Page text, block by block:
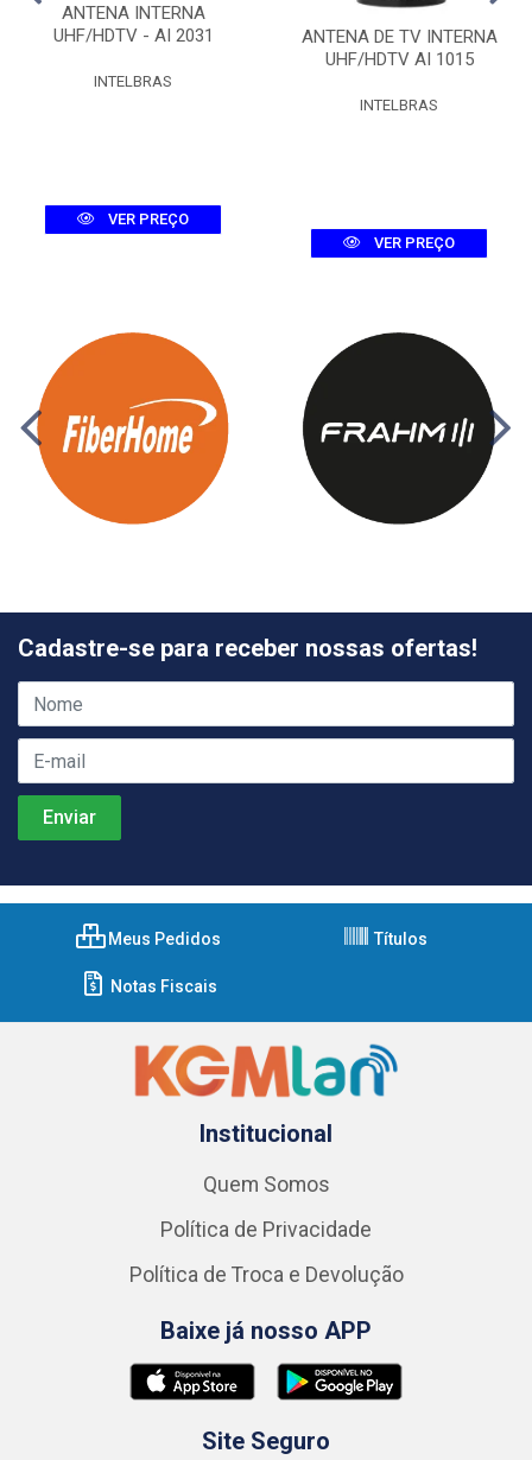
ANTENA INTERNA
UHF/HDTV - AI 2031
INTELBRAS
VER PREÇO
ANTENA DE TV INTERNA
UHF/HDTV AI 1015
INTELBRAS
VER PREÇO
Cadastre-se para receber nossas ofertas!
Meus Pedidos Títulos
Notas Fiscais
Institucional
Quem Somos
Política de Privacidade
Política de Troca e Devolução
Baixe já nosso APP
Site Seguro